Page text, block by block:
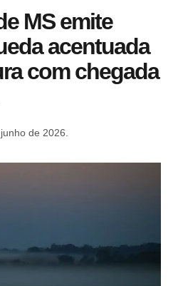
MS emite
acentuada
com chegada
de 2026.